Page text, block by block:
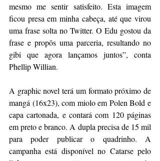
mesmo me sentir satisfeito. Esta imagem
ficou presa em minha cabeça, até que virou
uma frase solta no Twitter. O Edu gostou da
frase e propôs uma parceria, resultando no
gibi que agora lançamos juntos”, conta
Phellip Willian.
A graphic novel terá um formato próximo de
mangá (16x23), com miolo em Polen Bold e
capa cartonada, e contará com 120 páginas
em preto e branco. A dupla precisa de 15 mil
para poder publicar o quadrinho. A
campanha está disponível no Catarse pelo